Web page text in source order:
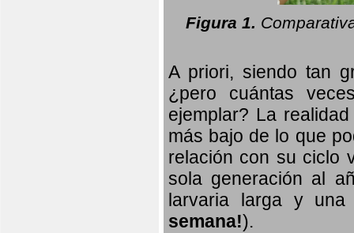
Figura 1.
A priori, siendo tan
¿pero cuántas
ejemplar? La
más bajo de lo que
relación con su ciclo
sola generación al
larvaria largay una
semana!).